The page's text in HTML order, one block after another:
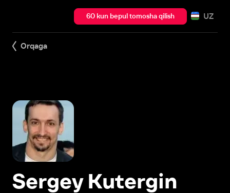
60 kun bepul tomosha qilish UZ
Orqaga
Sergey Kutergin